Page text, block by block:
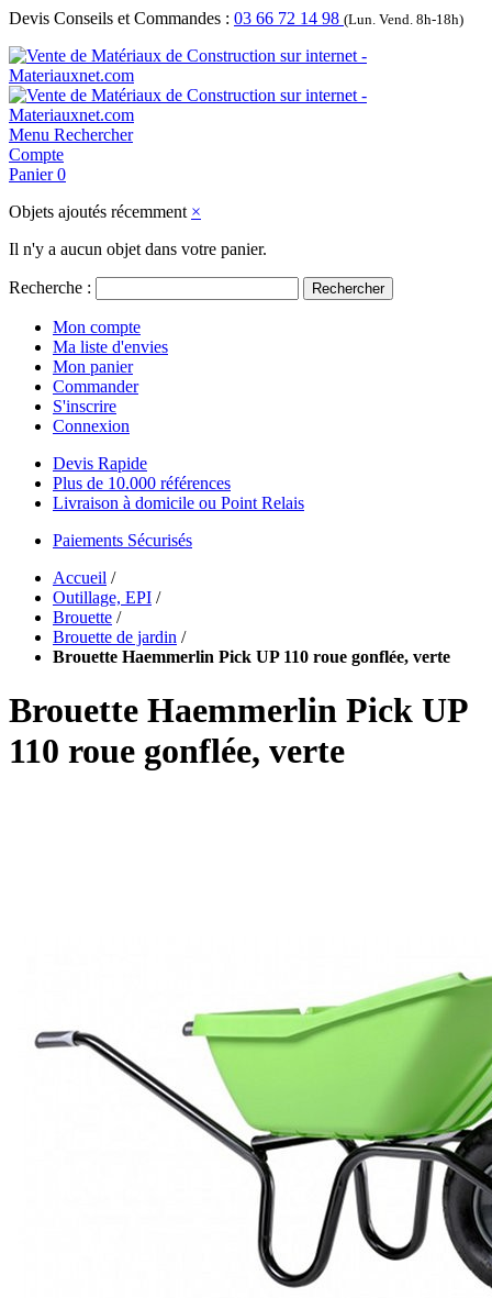
Devis Conseils et Commandes : 03 66 72 14 98 (Lun. Vend. 8h-18h)
Menu Rechercher
Compte
Panier 0
Objets ajoutés récemment ×
Il n'y a aucun objet dans votre panier.
Recherche : Rechercher
Mon compte
Ma liste d'envies
Mon panier
Commander
S'inscrire
Connexion
Devis Rapide
Plus de 10.000 références
Livraison à domicile ou Point Relais
Paiements Sécurisés
Accueil /
Outillage, EPI /
Brouette /
Brouette de jardin /
Brouette Haemmerlin Pick UP 110 roue gonflée, verte
Brouette Haemmerlin Pick UP
110 roue gonflée, verte